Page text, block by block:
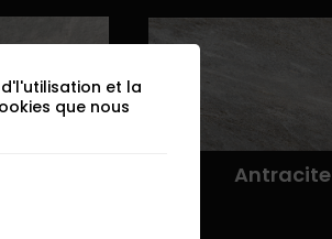
Antracite
et la
que nous